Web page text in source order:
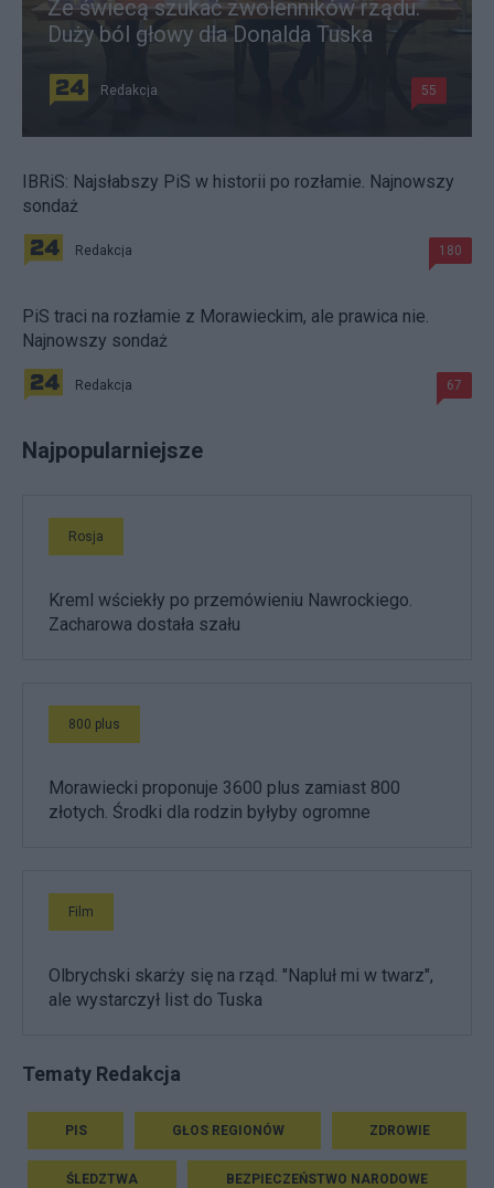
Ze świecą szukać zwolenników rządu.
Duży ból głowy dla Donalda Tuska
Redakcja 55
IBRiS: Najsłabszy PiS w historii po rozłamie. Najnowszy
sondaż
Redakcja 180
PiS traci na rozłamie z Morawieckim, ale prawica nie.
Najnowszy sondaż
Redakcja 67
Najpopularniejsze
Rosja
Kreml wściekły po przemówieniu Nawrockiego.
Zacharowa dostała szału
800 plus
Morawiecki proponuje 3600 plus zamiast 800
złotych. Środki dla rodzin byłyby ogromne
Film
Olbrychski skarży się na rząd. "Napluł mi w twarz",
ale wystarczył list do Tuska
Tematy Redakcja
PIS GŁOS REGIONÓW ZDROWIE
ŚLEDZTWA BEZPIECZEŃSTWO NARODOWE